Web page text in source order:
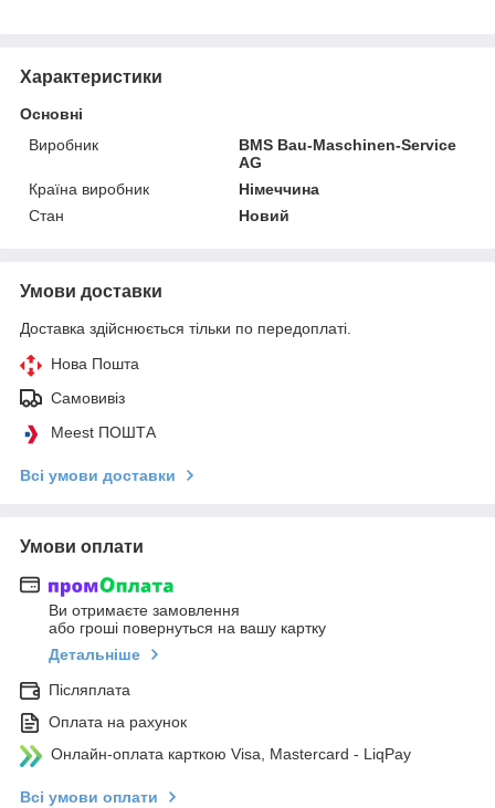
Характеристики
Основні
Виробник
BMS Bau-Maschinen-Service
AG
Країна виробник
Німеччина
Стан
Новий
Умови доставки
Доставка здійснюється тільки по передоплаті.
Нова Пошта
Самовивіз
Meest ПОШТА
Всі умови доставки
Умови оплати
Ви отримаєте замовлення
або гроші повернуться на вашу картку
Детальніше
Післяплата
Оплата на рахунок
Онлайн-оплата карткою Visa, Mastercard - LiqPay
Всі умови оплати